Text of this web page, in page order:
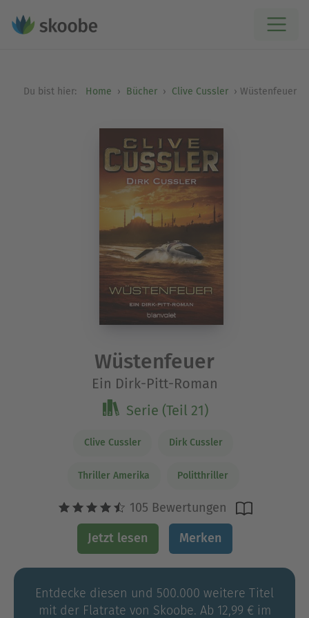
Du bist hier: Home Bücher Clive Cussler Wüstenfeuer
Wüstenfeuer
Ein Dirk-Pitt-Roman
Serie (Teil 21)
Clive Cussler Dirk Cussler
Thriller Amerika Politthriller
105 Bewertungen
Jetzt lesen Merken
Entdecke diesen und 500.000 weitere Titel
mit der Flatrate von Skoobe. Ab 12,99 € im